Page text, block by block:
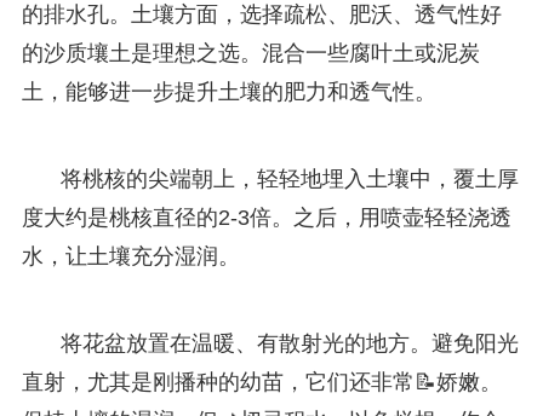
的排水孔。土壤方面，选择疏松、肥沃、透气性好
的沙质壤土是理想之选。混合一些腐叶土或泥炭
土，能够进一步提升土壤的肥力和透气性。
将桃核的尖端朝上，轻轻地埋入土壤中，覆土厚
度大约是桃核直径的2-3倍。之后，用喷壶轻轻浇透
水，让土壤充分湿润。
将花盆放置在温暖、有散射光的地方。避免阳光
直射，尤其是刚播种的幼苗，它们还非常📝娇嫩。